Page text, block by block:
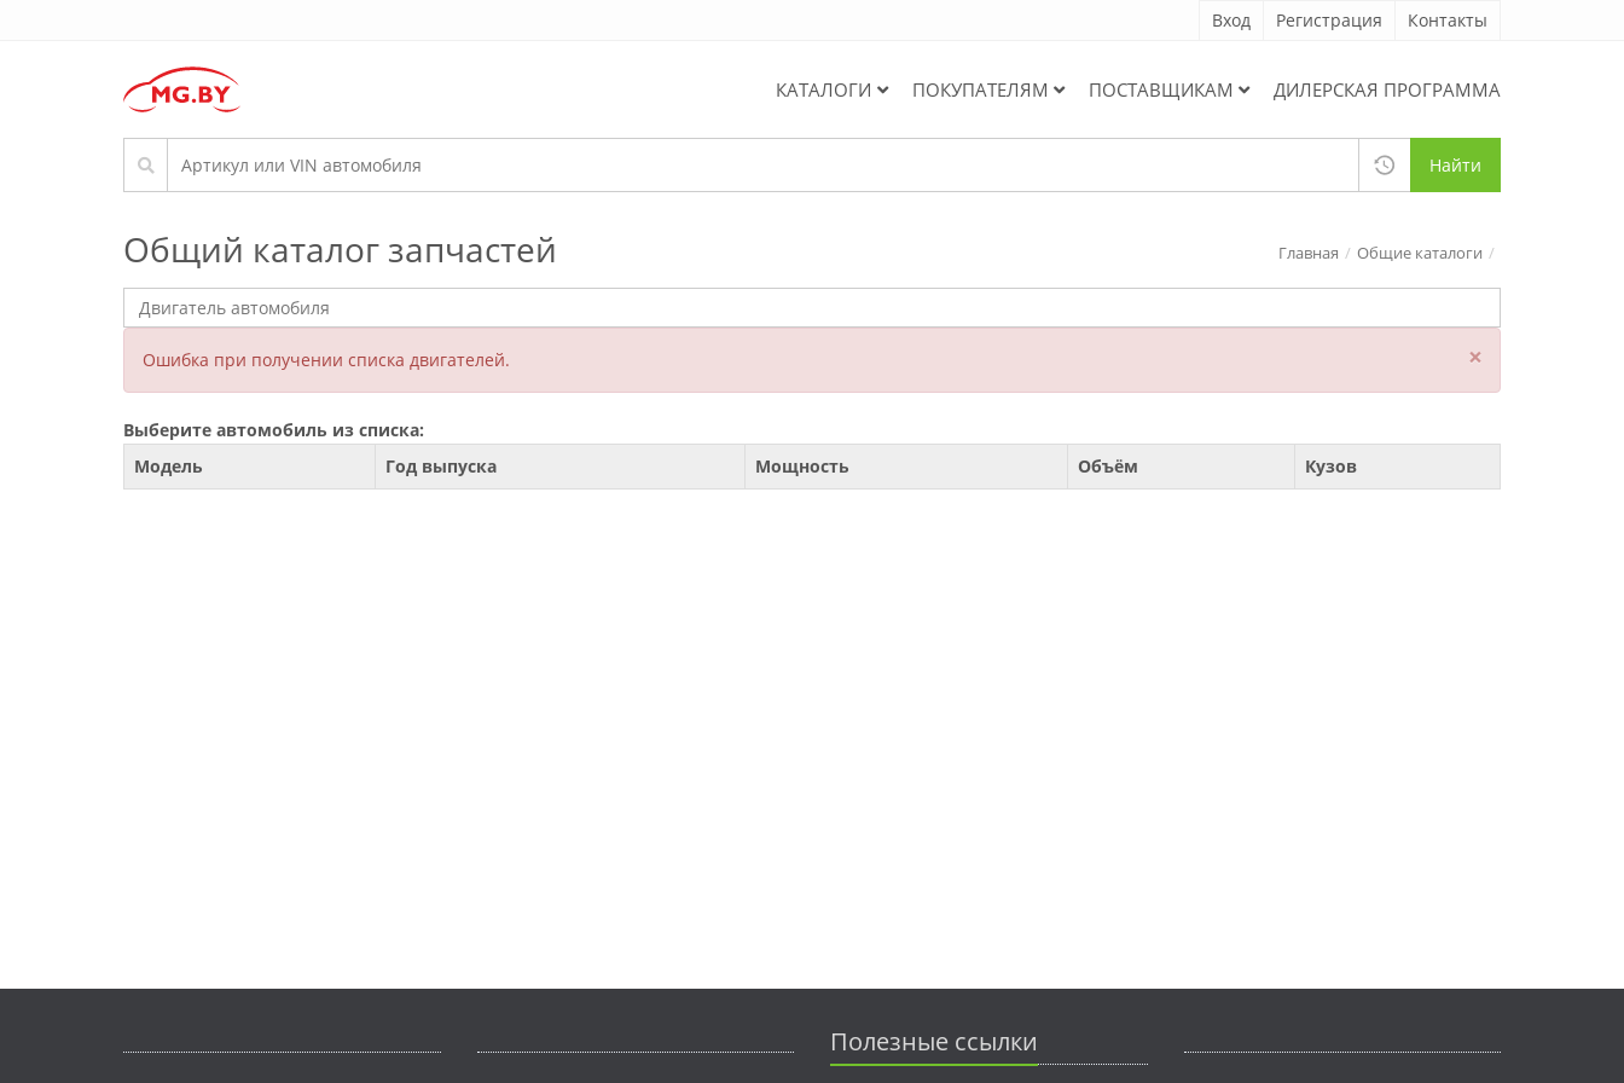
Вход Регистрация Контакты
КАТАЛОГИ ПОКУПАТЕЛЯМ ПОСТАВЩИКАМ ДИЛЕРСКАЯ ПРОГРАММА
Найти
Общий каталог запчастей Главная Общие каталоги
Ошибка при получении списка двигателей. ×
Выберите автомобиль из списка:
Модель
Год выпуска Мощность Объём Кузов
Полезные ссылки